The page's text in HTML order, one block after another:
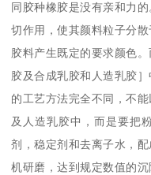
同胶种橡胶是没有亲和力
切作用，使其颜料粒子分
胶料产生既定的要求颜色
胶及合成乳胶和人造乳胶
的工艺方法完全不同，不
及人造乳胶中，而是要把
剂，稳定剂和去离子水，
机研磨，达到规定数值的